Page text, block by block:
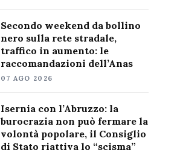
Secondo weekend da bollino
nero sulla rete stradale,
traffico in aumento: le
raccomandazioni dell’Anas
07 AGO 2026
Isernia con l’Abruzzo: la
burocrazia non può fermare la
volontà popolare, il Consiglio
di Stato riattiva lo “scisma”